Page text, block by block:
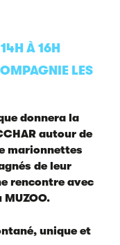
À 16H
LES
donnera la
autour de
marionnettes
de leur
rencontre avec
unique et